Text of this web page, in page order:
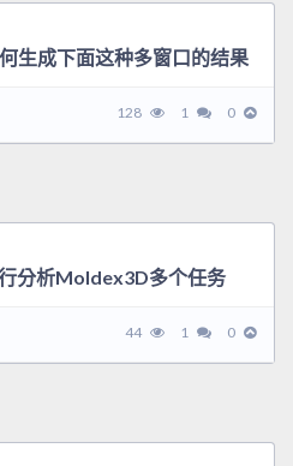
生成下面这种多窗口的结果
128 1 0
分析Moldex3D多个任务
44 1 0